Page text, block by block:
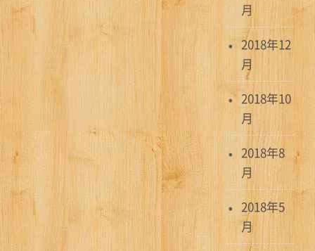
月
2018年12
月
2018年10
月
2018年8
月
2018年5
月